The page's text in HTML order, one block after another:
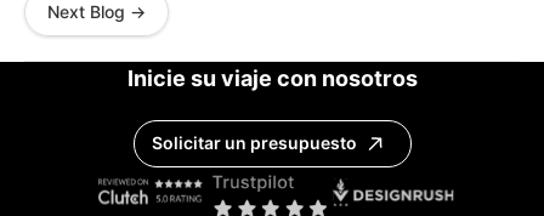
Next Blog →
Inicie su viaje con nosotros
Solicitar un presupuesto